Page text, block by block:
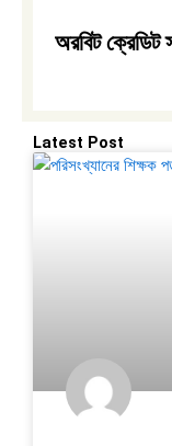
অরবিট ক্রেডিট
Latest Post